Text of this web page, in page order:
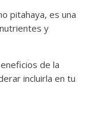
pitahaya, es una
y
de la
incluirla en tu